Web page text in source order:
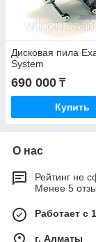
Дисковая пила
System
690 000 ₸
Купить
О нас
Рейтинг не
Менее 5
Работает с
г. Алматы